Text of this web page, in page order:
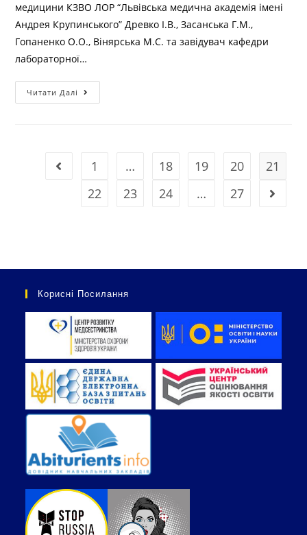
медицини КЗВО ЛОР “Львівська медична академія імені
Андрея Крупинського” Древко І.В., Засанська Г.М.,
Гопаненко О.О., Вінярська М.С. та завідувач кафедри
лабораторної…
Читати Далі
1 … 18 19 20
21
22
23 24 … 27
Корисні Посилання